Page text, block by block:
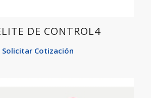
DE CONTROL4
Solicitar Cotización